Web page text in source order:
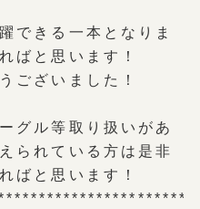
できる一本となりま
ばと思います！
ございました！
グル等取り扱いがあ
られている方は是非
ばと思います！